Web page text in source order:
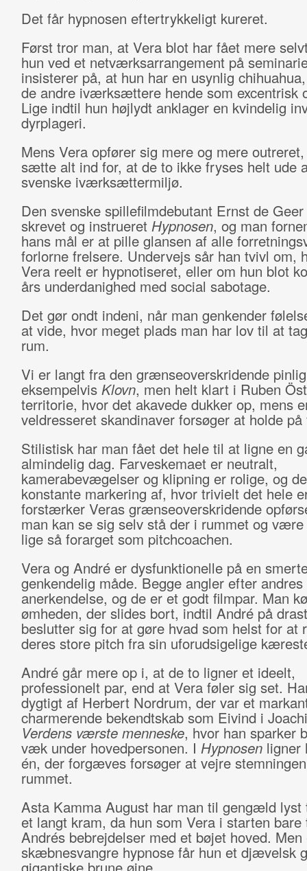
Det får hypnosen eftertrykkeligt kureret.
Først tror man, at Vera blot har fået mere
hun ved et netværksarrangement på
insisterer på, at hun har en usynlig
de andre iværksættere hende som excentrisk
Lige indtil hun højlydt anklager en kvindelig
dyrplageri.
Mens Vera opfører sig mere og mere
sætte alt ind for, at de to ikke fryses helt ude
svenske iværksættermiljø.
Den svenske spillefilmdebutant Ernst de
skrevet og instrueretHypnosen, og man
hans mål er at pille glansen af alle
forlorne frelsere. Undervejs sår han tvivl om,
Vera reelt er hypnotiseret, eller om hun blot
års underdanighed med social sabotage.
Det gør ondt indeni, når man genkender
at vide, hvor meget plads man har lov til at
rum.
Vi er langt fra den grænseoverskridende
eksempelvis Klovn, men helt klart i Ruben
territorie, hvor det akavede dukker op, mens
veldresseret skandinaver forsøger at holde
Stilistisk har man fået det hele til at ligne en
almindelig dag. Farveskemaet er neutralt,
kamerabevægelser og klipning er rolige, og
konstante markering af, hvor trivielt det hele
forstærker Veras grænseoverskridende
man kan se sig selv stå der i rummet og
lige så forarget som pitchcoachen.
Vera og André er dysfunktionelle på en
genkendelig måde. Begge angler efter andres
anerkendelse, og de er et godt filmpar. Man
ømheden, der slides bort, indtil André på
beslutter sig for at gøre hvad som helst for at
deres store pitch fra sin uforudsigelige
André går mere op i, at de to ligner et ideelt,
professionelt par, end at Vera føler sig set.
dygtigt af Herbert Nordrum, der var et
charmerende bekendtskab som Eivind i
Verdens værste menneske, hvor han sparker
væk under hovedpersonen. I Hypnosen ligner
én, der forgæves forsøger at vejre
rummet.
Asta Kamma August har man til gengæld lyst
et langt kram, da hun som Vera i starten bare
Andrés bebrejdelser med et bøjet hoved.
skæbnesvangre hypnose får hun et djævelsk